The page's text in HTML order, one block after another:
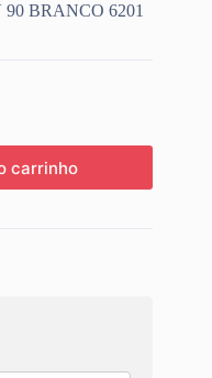
BRANCO 6201
carrinho